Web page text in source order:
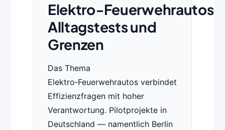
Elektro‑Feuerwehrautos:
Alltagstests und
Grenzen
Das Thema
Elektro‑Feuerwehrautos verbindet
Effizienzfragen mit hoher
Verantwortung. Pilotprojekte in
Deutschland — namentlich Berlin